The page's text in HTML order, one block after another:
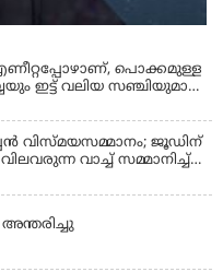
പൊക്കമുള്ള
ഇട്ട് വലിയ സഞ്ചിയുമായി
ആത്മാക്കളെ കണ്ടിട്ടു
വിസ്മയസമ്മാനം; ജൂഡിന്
വാച്ച് സമ്മാനിച്ച്